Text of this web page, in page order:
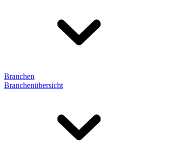
Branchen
Branchenübersicht